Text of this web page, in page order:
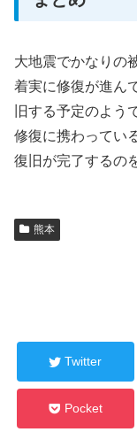
大地震でかなりの
着実に修復が進ん
旧する予定のよう
修復に携わってい
復旧が完了するの
熊本
Twitter
Pocket